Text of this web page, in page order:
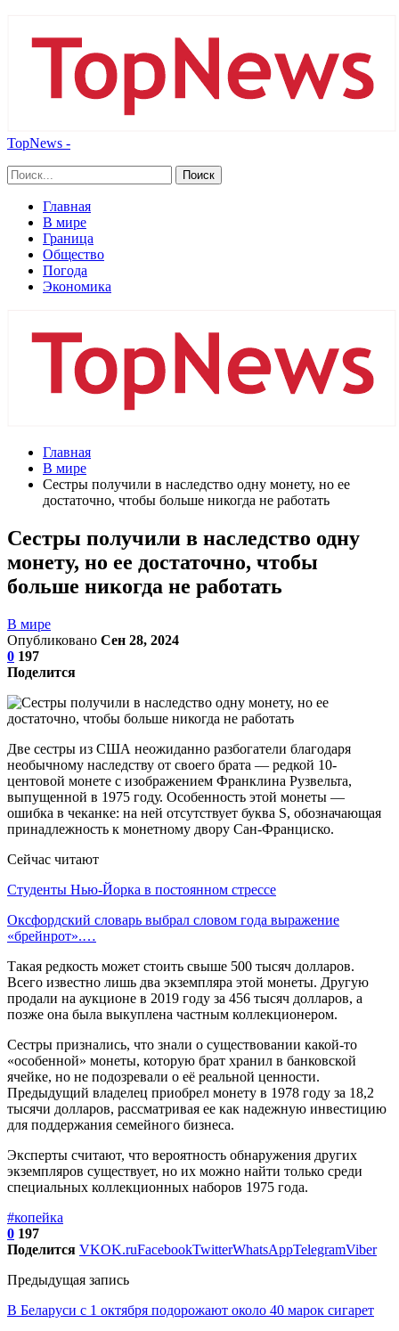
TopNews -
Главная
В мире
Граница
Общество
Погода
Экономика
Главная
В мире
Сестры получили в наследство одну монету, но ее
достаточно, чтобы больше никогда не работать
Сестры получили в наследство одну
монету, но ее достаточно, чтобы
больше никогда не работать
В мире
Опубликовано Сен 28, 2024
0 197
Поделится
Две сестры из США неожиданно разбогатели благодаря
необычному наследству от своего брата — редкой 10-
центовой монете с изображением Франклина Рузвельта,
выпущенной в 1975 году. Особенность этой монеты —
ошибка в чеканке: на ней отсутствует буква S, обозначающая
принадлежность к монетному двору Сан-Франциско.
Сейчас читают
Студенты Нью-Йорка в постоянном стрессе
Оксфордский словарь выбрал словом года выражение
«брейнрот».…
Такая редкость может стоить свыше 500 тысяч долларов.
Всего известно лишь два экземпляра этой монеты. Другую
продали на аукционе в 2019 году за 456 тысяч долларов, а
позже она была выкуплена частным коллекционером.
Сестры признались, что знали о существовании какой-то
«особенной» монеты, которую брат хранил в банковской
ячейке, но не подозревали о её реальной ценности.
Предыдущий владелец приобрел монету в 1978 году за 18,2
тысячи долларов, рассматривая ее как надежную инвестицию
для поддержания семейного бизнеса.
Эксперты считают, что вероятность обнаружения других
экземпляров существует, но их можно найти только среди
специальных коллекционных наборов 1975 года.
#копейка
0 197
Поделится VKOK.ruFacebookTwitterWhatsAppTelegramViber
Предыдущая запись
В Беларуси с 1 октября подорожают около 40 марок сигарет